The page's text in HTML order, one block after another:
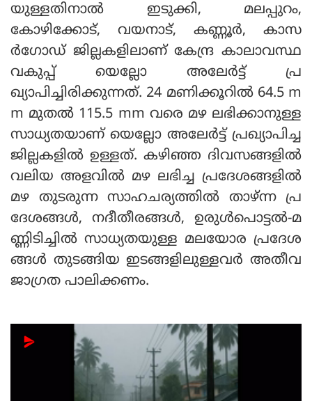
യുള്ളതിനാല്‍ ഇടുക്കി, മലപ്പുറം,
കോഴിക്കോട്, വയനാട്, കണ്ണൂര്‍, കാസ
ര്‍ഗോഡ് ജില്ലകളിലാണ് കേന്ദ്ര കാലാവസ്ഥ
വകുപ്പ് യെല്ലോ അലേര്‍ട്ട് പ്ര
ഖ്യാപിച്ചിരിക്കുന്നത്. 24 മണിക്കൂറില്‍ 64.5 m
m മുതല്‍ 115.5 mm വരെ മഴ ലഭിക്കാനുള്ള
സാധ്യതയാണ് യെല്ലോ അലേര്‍ട്ട് പ്രഖ്യാപിച്ച
ജില്ലകളില്‍ ഉള്ളത്. കഴിഞ്ഞ ദിവസങ്ങളില്‍
വലിയ അളവില്‍ മഴ ലഭിച്ച പ്രദേശങ്ങളില്‍
മഴ തുടരുന്ന സാഹചര്യത്തില്‍ താഴ്ന്ന പ്ര
ദേശങ്ങള്‍, നദീതീരങ്ങള്‍, ഉരുള്‍പൊട്ടല്‍-മ
ണ്ണിടിച്ചില്‍ സാധ്യതയുള്ള മലയോര പ്രദേശ
ങ്ങള്‍ തുടങ്ങിയ ഇടങ്ങളിലുള്ളവര്‍ അതീവ
ജാഗ്രത പാലിക്കണം.